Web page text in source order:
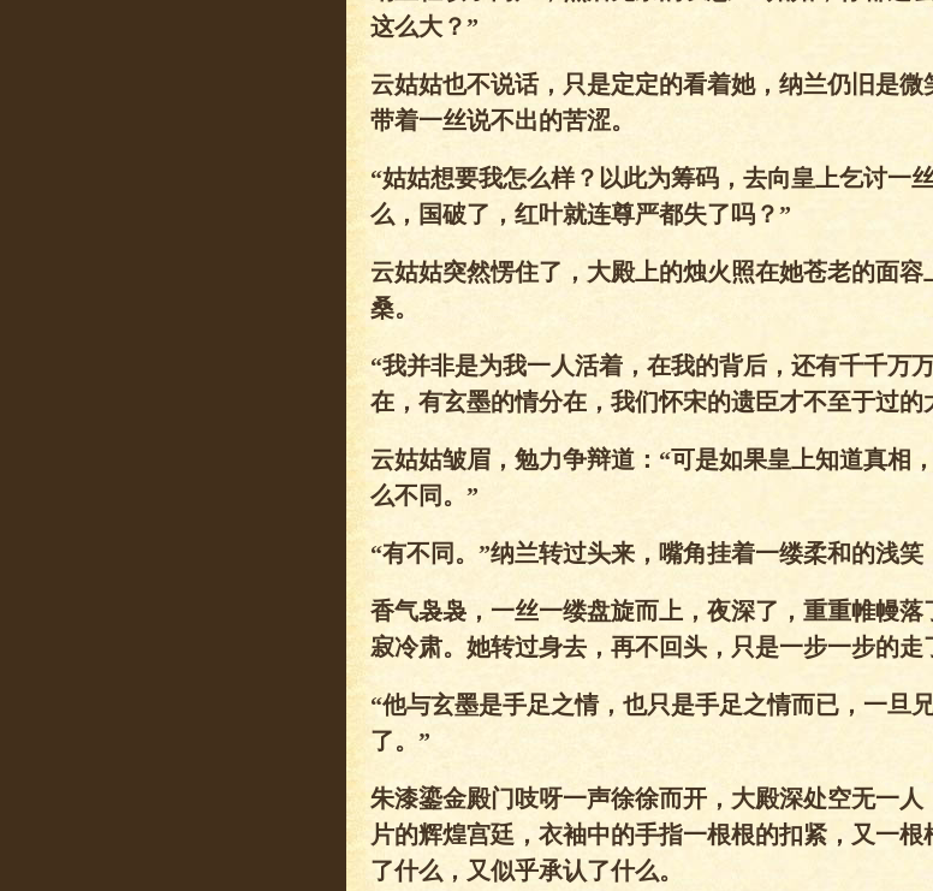
这么大？”
云姑姑也不说话，只是定定的看着她，纳兰仍旧是
带着一丝说不出的苦涩。
“姑姑想要我怎么样？以此为筹码，去向皇上乞讨一
么，国破了，红叶就连尊严都失了吗？”
云姑姑突然愣住了，大殿上的烛火照在她苍老的面
桑。
“我并非是为我一人活着，在我的背后，还有千千万
在，有玄墨的情分在，我们怀宋的遗臣才不至于过的
云姑姑皱眉，勉力争辩道：“可是如果皇上知道真相
么不同。”
“有不同。”纳兰转过头来，嘴角挂着一缕柔和的浅笑
香气袅袅，一丝一缕盘旋而上，夜深了，重重帷幔
寂冷肃。她转过身去，再不回头，只是一步一步的走
“他与玄墨是手足之情，也只是手足之情而已，一旦
了。”
朱漆鎏金殿门吱呀一声徐徐而开，大殿深处空无一
片的辉煌宫廷，衣袖中的手指一根根的扣紧，又一
了什么，又似乎承认了什么。